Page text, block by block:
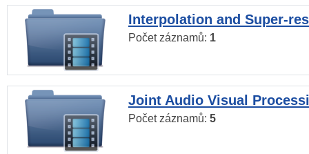
Interpolation and Super-
Počet záznamů: 1
Joint Audio Visual
Počet záznamů: 5